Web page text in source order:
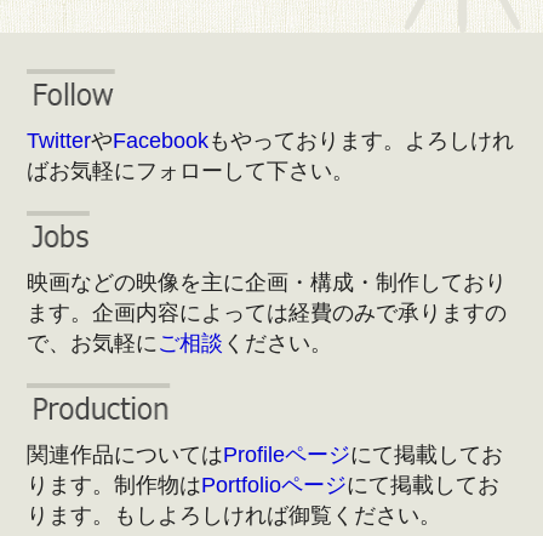
TwitterやFacebookもやっております。よろしけれ
ばお気軽にフォローして下さい。
映画などの映像を主に企画・構成・制作しており
ます。企画内容によっては経費のみで承りますの
で、お気軽にご相談 ください。
関連作品についてはProfileページにて掲載してお
ります。制作物はPortfolioページにて掲載してお
ります。もしよろしければ御覧ください。